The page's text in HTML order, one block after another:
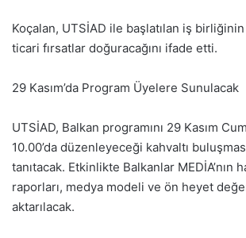
Koçalan, UTSİAD ile başlatılan iş birliğinin
ticari fırsatlar doğuracağını ifade etti.
29 Kasım’da Program Üyelere Sunulacak
UTSİAD, Balkan programını 29 Kasım
10.00’da düzenleyeceği kahvaltı
tanıtacak. Etkinlikte Balkanlar MEDİA’nın
raporları, medya modeli ve ön heyet
aktarılacak.